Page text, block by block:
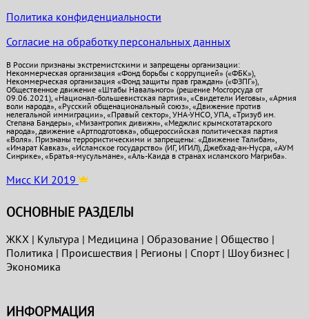
Политика конфиденциальности
Согласие на обработку персональных данных
В России признаны экстремистскими и запрещены организации:
Некоммерческая организация «Фонд борьбы с коррупцией» («ФБК»),
Некоммерческая организация «Фонд защиты прав граждан» («ФЗПГ»),
Общественное движение «Штабы Навального» (решение Мосгорсуда от
09.06.2021), «Национал-большевистская партия», «Свидетели Иеговы», «Армия
воли народа», «Русский общенациональный союз», «Движение против
нелегальной иммиграции», «Правый сектор», УНА-УНСО, УПА, «Тризуб им.
Степана Бандеры», «Мизантропик дивижн», «Меджлис крымскотатарского
народа», движение «Артподготовка», общероссийская политическая партия
«Воля». Признаны террористическими и запрещены: «Движение Талибан»,
«Имарат Кавказ», «Исламское государство» (ИГ, ИГИЛ), Джебхад-ан-Нусра, «АУМ
Синрике», «Братья-мусульмане», «Аль-Каида в странах исламского Магриба».
Мисс КИ 2019
ОСНОВНЫЕ РАЗДЕЛЫ
ЖКХ| Культура | Медицина | Образование| Общество |
Политика | Проиcшествия | Регионы | Спорт| Шоу бизнес|
Экономика
ИНФОРМАЦИЯ